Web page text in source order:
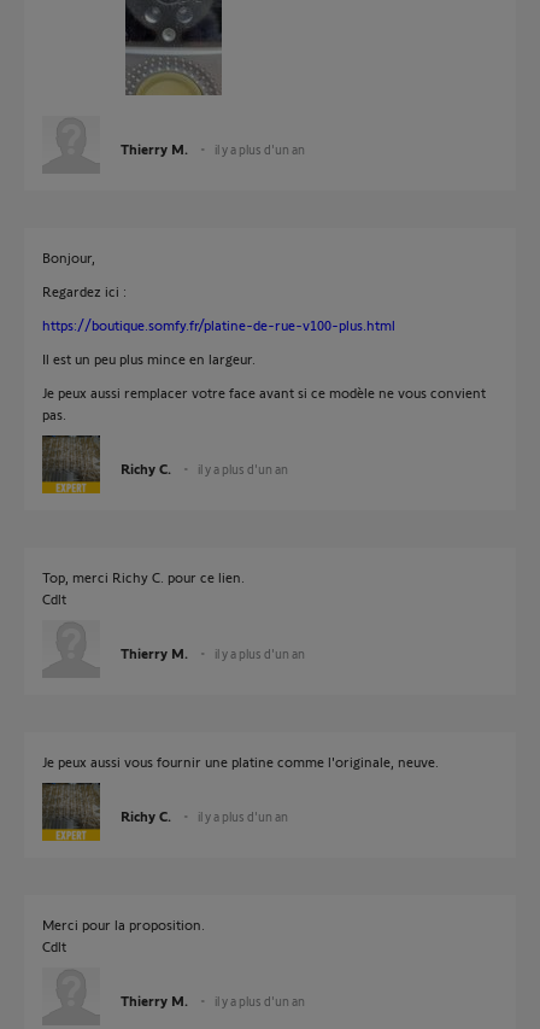
Thierry M. il y a plus d'un an
Bonjour,
Regardez ici :
https://boutique.somfy.fr/platine-de-rue-v100-plus.html
Il est un peu plus mince en largeur.
Je peux aussi remplacer votre face avant si ce modèle ne vous convient
pas.
Richy C. il y a plus d'un an
Top, merci Richy C. pour ce lien.
Cdlt
Thierry M. il y a plus d'un an
Je peux aussi vous fournir une platine comme l'originale, neuve.
Richy C. il y a plus d'un an
Merci pour la proposition.
Cdlt
Thierry M. il y a plus d'un an